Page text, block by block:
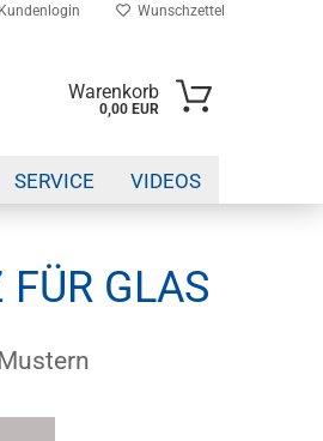
Wunschzettel
Warenkorb
0,00 EUR
SERVICE VIDEOS
GLAS